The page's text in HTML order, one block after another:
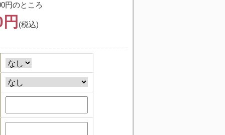
円のところ
(税込)